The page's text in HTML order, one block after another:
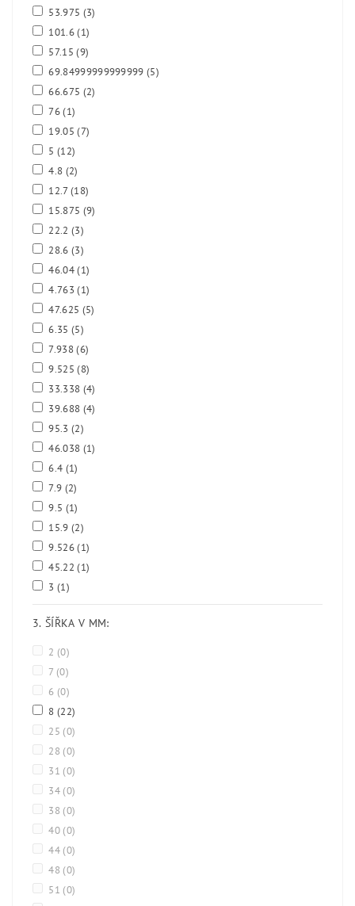
53.975 (3)
101.6(1)
57.15(9)
69.84999999999999(5)
66.675 (2)
76(1)
19.05(7)
5 (12)
4.8 (2)
12.7(18)
15.875 (9)
22.2 (3)
28.6 (3)
46.04(1)
4.763(1)
47.625 (5)
6.35 (5)
7.938(6)
9.525(8)
33.338 (4)
39.688 (4)
95.3 (2)
46.038 (1)
6.4 (1)
7.9 (2)
9.5 (1)
15.9 (2)
9.526(1)
45.22(1)
3 (1)
3. ŠÍŘKA V MM:
2 (0)
7 (0)
6 (0)
8 (22)
25 (0)
28 (0)
31 (0)
34 (0)
38 (0)
40 (0)
44 (0)
48 (0)
51 (0)